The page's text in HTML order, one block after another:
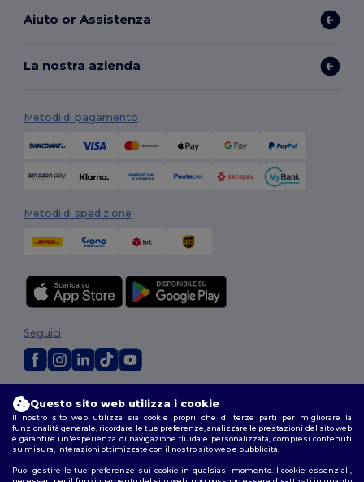
Aiuto or Assistenza
La nostra azienda
Metodi di pagamento
Metodi di spedizione
Termini e Condizioni
privacy| Politica sui cookie |Site Map
Seguici
Catania | Bari
Questo sito web utilizza i cookie
Il nostro sito web utilizza sia cookie propri che di terze parti per migliorare la
funzionalità generale, ricordare le tue preferenze, analizzare le prestazioni del sito web
e garantire un'esperienza di navigazione fluida e personalizzata, compresi contenuti
su misura, interazioni ottimizzate con il nostro sito web e pubblicità.
Puoi gestire le tue preferenze sui cookie in qualsiasi momento. I cookie essenziali,